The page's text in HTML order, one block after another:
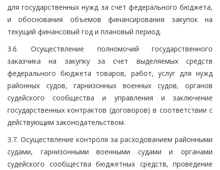
для государственных нужд за счет федерального бюджета,
и обоснования объемов финансирования закупок на
текущий финансовый год и плановый период.
3.6. Осуществление полномочий государственного
заказчика на закупку за счет выделяемых средств
федерального бюджета товаров, работ, услуг для нужд
районных судов, гарнизонных военных судов, органов
судейского сообщества и управления и заключение
государственных контрактов (договоров) в соответствии с
действующим законодательством.
3.7. Осуществление контроля за расходованием районными
судами, гарнизонными военными судами и органами
судейского сообщества бюджетных средств, проведение